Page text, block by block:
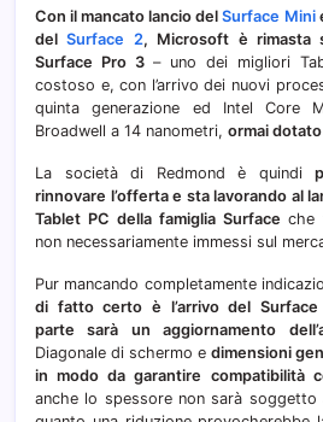
Con il mancato lancio delSurface Mini
delSurface 2, Microsoft è rimasta
Surface Pro 3– uno dei migliori
costoso e, con l’arrivo dei nuovi
quinta generazione ed Intel Core
Broadwell a 14 nanometri, ormai
La società di Redmond è quindi
rinnovare l’offerta e sta lavorando al
Tablet PC della famiglia Surface che
non necessariamente immessi sul
Pur mancando completamente
di fatto certo è l’arrivo del
parte sarà un aggiornamento
Diagonale di schermo e dimensioni
in modo da garantire compatibilità
anche lo spessore non sarà